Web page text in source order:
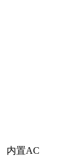
内置AC